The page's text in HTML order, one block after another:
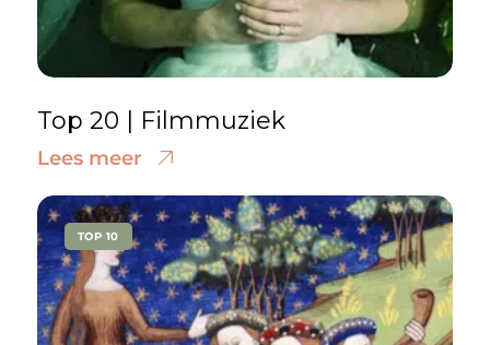
Top 20 | Filmmuziek
Lees meer
TOP 10